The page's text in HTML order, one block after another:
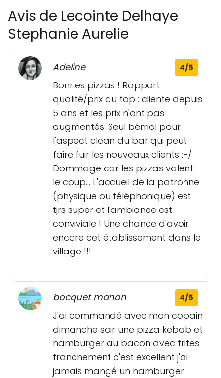
Avis de Lecointe Delhaye
Stephanie Aurelie
Adeline 4/5
Bonnes pizzas ! Rapport
qualité/prix au top : cliente depuis
5 ans et les prix n'ont pas
augmentés. Seul bémol pour
l'aspect clean du bar qui peut
faire fuir les nouveaux clients :-/
Dommage car les pizzas valent
le coup... L'accueil de la patronne
(physique ou téléphonique) est
tjrs super et l'ambiance est
conviviale ! Une chance d'avoir
encore cet établissement dans le
village !!!
bocquet manon 4/5
J'ai commandé avec mon copain
dimanche soir une pizza kebab et
hamburger au bacon avec frites
franchement c'est excellent j'ai
jamais mangé un hamburger